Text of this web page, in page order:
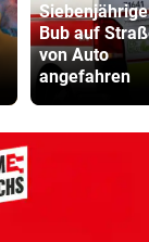
Bub auf
von Auto
angefahren